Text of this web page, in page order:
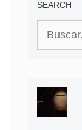
SEARCH